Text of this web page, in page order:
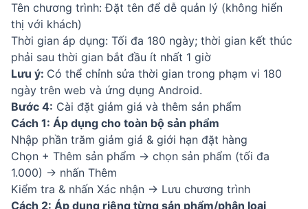
Tên chương trình: Đặt tên để dễ quản lý (không hiển
thị với khách)
Thời gian áp dụng: Tối đa 180 ngày; thời gian kết thúc
phải sau thời gian bắt đầu ít nhất 1 giờ
Lưu ý: Có thể chỉnh sửa thời gian trong phạm vi 180
ngày trên web và ứng dụng Android.
Bước 4: Cài đặt giảm giá và thêm sản phẩm
Cách 1: Áp dụng cho toàn bộ sản phẩm
Nhập phần trăm giảm giá & giới hạn đặt hàng
Chọn + Thêm sản phẩm → chọn sản phẩm (tối đa
1.000) → nhấn Thêm
Kiểm tra & nhấn Xác nhận → Lưu chương trình
Cách 2: Áp dụng riêng từng sản phẩm/phân loại